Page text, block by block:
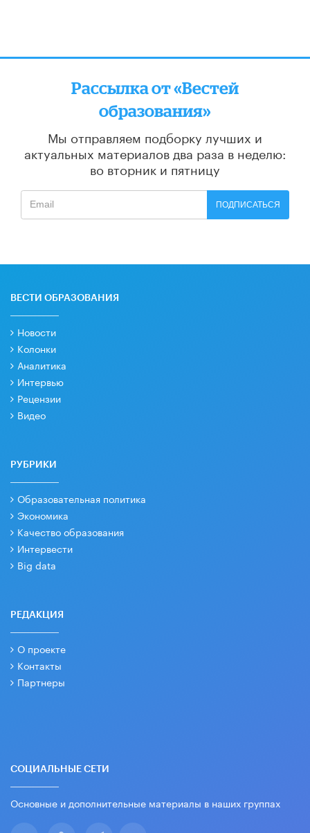
Рассылка от «Вестей
образования»
Мы отправляем подборку лучших и
актуальных материалов два раза в неделю:
во вторник и пятницу
ПОДПИСАТЬСЯ
ВЕСТИ ОБРАЗОВАНИЯ
Новости
Колонки
Аналитика
Интервью
Рецензии
Видео
РУБРИКИ
Образовательная политика
Экономика
Качество образования
Интервести
Big data
РЕДАКЦИЯ
О проекте
Контакты
Партнеры
СОЦИАЛЬНЫЕ СЕТИ
Основные и дополнительные материалы в наших группах